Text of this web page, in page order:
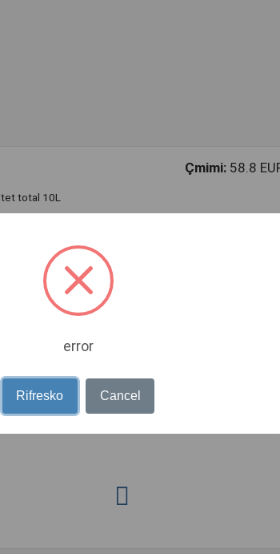
Çmimi: 58.8
total 10L
tuaja në mënyrë efikase
të njëjtën kohë falë 3 enëve të tij (1 rezervuar + 2
error
Rifresko Cancel